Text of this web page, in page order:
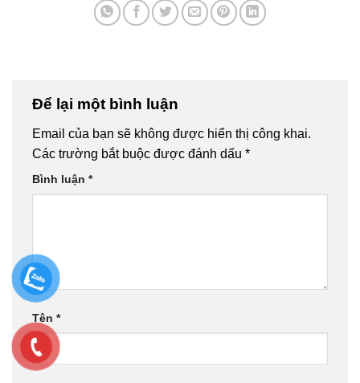
Để lại một bình luận
Email của bạn sẽ không được hiển thị công khai.
Các trường bắt buộc được đánh dấu *
Bình luận *
Tên *